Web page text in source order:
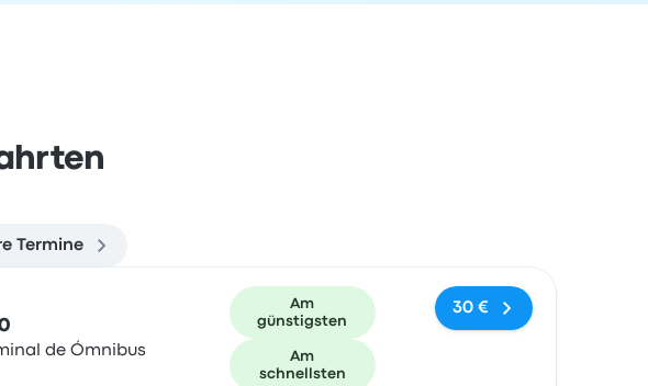
Termine
de Ómnibus
Am
günstigsten
Am
schnellsten
30 €